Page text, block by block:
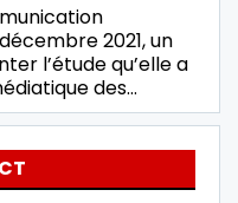
2021, un
l’étude qu’elle a
des…